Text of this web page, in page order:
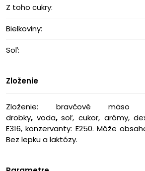
Z toho cukry:
Bielkoviny:
Soľ:
Zloženie
Zloženie: bravčové mäso
drobky, voda,soľ, cukor, arómy,
E316, konzervanty: E250. Môže
Bez lepku a laktózy.